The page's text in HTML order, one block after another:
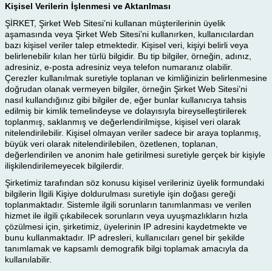
Kişisel Verilerin İşlenmesi ve Aktarılması
ŞİRKET, Şirket Web Sitesi’ni kullanan müşterilerinin üyelik
aşamasında veya Şirket Web Sitesi’ni kullanırken, kullanıcılardan
bazı kişisel veriler talep etmektedir. Kişisel veri, kişiyi belirli veya
belirlenebilir kılan her türlü bilgidir. Bu tip bilgiler, örneğin, adınız,
adresiniz, e-posta adresiniz veya telefon numaranız olabilir.
Çerezler kullanılmak suretiyle toplanan ve kimliğinizin belirlenmesine
doğrudan olanak vermeyen bilgiler, örneğin Şirket Web Sitesi’ni
nasıl kullandığınız gibi bilgiler de, eğer bunlar kullanıcıya tahsis
edilmiş bir kimlik temelindeyse ve dolayısıyla bireyselleştirilerek
toplanmış, saklanmış ve değerlendirilmişse, kişisel veri olarak
nitelendirilebilir. Kişisel olmayan veriler sadece bir araya toplanmış,
büyük veri olarak nitelendirilebilen, özetlenen, toplanan,
değerlendirilen ve anonim hale getirilmesi suretiyle gerçek bir kişiyle
ilişkilendirilemeyecek bilgilerdir.
Şirketimiz tarafından söz konusu kişisel verileriniz üyelik formundaki
bilgilerin İlgili Kişiye doldurulması suretiyle işin doğası gereği
toplanmaktadır. Sistemle ilgili sorunların tanımlanması ve verilen
hizmet ile ilgili çıkabilecek sorunların veya uyuşmazlıkların hızla
çözülmesi için, şirketimiz, üyelerinin IP adresini kaydetmekte ve
bunu kullanmaktadır. IP adresleri, kullanıcıları genel bir şekilde
tanımlamak ve kapsamlı demografik bilgi toplamak amacıyla da
kullanılabilir.